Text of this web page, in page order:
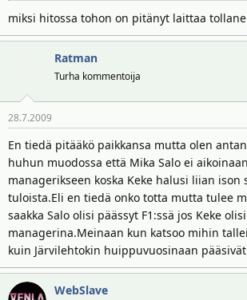
miksi hitossa tohon on pitänyt laittaa
Ratman
Turha kommentoija
28.7.2009
En tiedä pitääkö paikkansa mutta olen
huhun muodossa että Mika Salo ei
managerikseen koska Keke halusi liian ison
tuloista.Eli en tiedä onko totta mutta tulee
saakka Salo olisi päässyt F1:ssä jos Keke
managerina.Meinaan kun katsoo mihin
kuin Järvilehtokin huippuvuosinaan
WebSlave